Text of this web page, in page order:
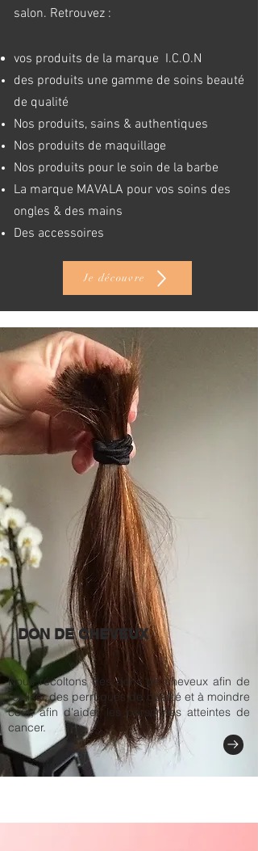
salon. Retrouvez :
vos produits de la marque I.C.O.N
des produits une gamme de soins beauté
de qualité
Nos produits, sains & authentiques
Nos produits de maquillage
Nos produits pour le soin de la barbe
La marque MAVALA pour vos soins des
ongles & des mains
Des accessoires
Je découvre
DON DE CHEVEUX
Nous récoltons des dons de cheveux afin de
réaliser des perruques de qualité et à moindre
coût, afin d'aider les personnes atteintes de
cancer.